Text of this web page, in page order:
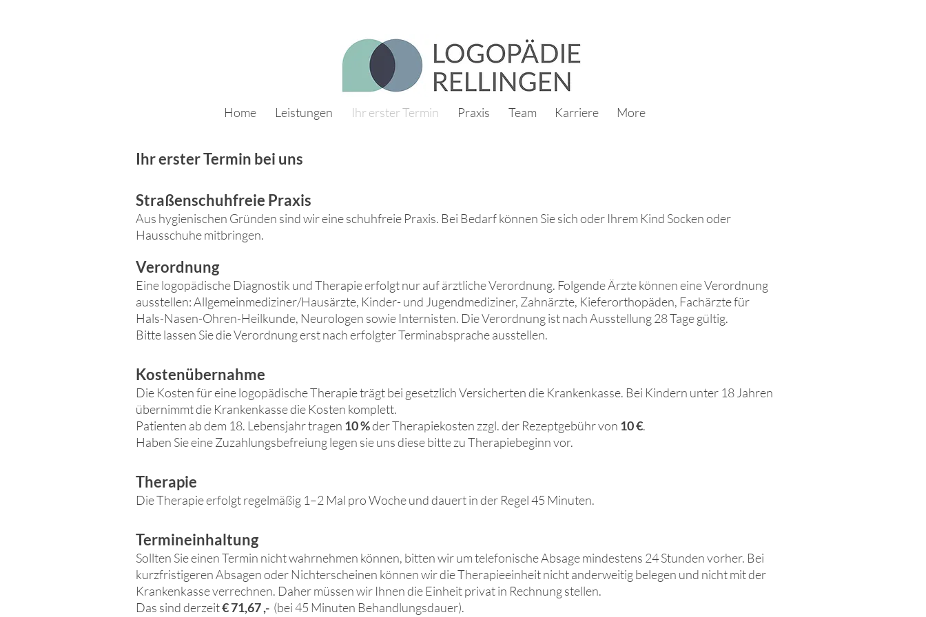
Home Leistungen Ihr erster Termin Praxis Team Karriere More
Ihr erster Termin bei uns
Straßenschuhfreie Praxis
Aus hygienischen Gründen sind wir eine schuhfreie Praxis. Bei Bedarf können Sie sich oder Ihrem Kind Socken oder
Hausschuhe mitbringen.
Verordnung
Einelogopädische Diagnostik und Therapie erfolgt nur auf ärztliche Verordnung. Folgende Ärzte können eine Verordnung
ausstellen:Allgemeinmediziner/Hausärzte, Kinder- und Jugendmediziner, Zahnärzte, Kieferorthopäden, Fachärzte für
Hals-Nasen-Ohren-Heilkunde, Neurologen sowie Internisten. Die Verordnung ist nach Ausstellung 28Tage gültig.
Bitte lassen Sie die Verordnung erst nach erfolgterTerminabsprache ausstellen.
Kostenübernahme
Die Kosten für eine logopädische Therapie trägt bei gesetzlich Versicherten die Krankenkasse. Bei Kindern unter 18 Jahren
übernimmt die Krankenkasse die Kosten komplett.
Patienten ab dem 18. Lebensjahr tragen 10%der Therapiekosten zzgl. der Rezeptgebühr von 10 €.
Haben Sie eine Zuzahlungsbefreiung legen sie uns diese bitte zu Therapiebeginn vor.
Therapie
Die Therapie erfolgt regelmäßig 1–2 Mal pro Woche und dauert in der Regel 45 Minuten.
Termineinhaltung
Sollten Sie einen Termin nicht wahrnehmen können, bitten wir um telefonische Absage mindestens 24 Stunden vorher. Bei
kurzfristigeren Absagen oder Nichterscheinen können wir die Therapieeinheit nicht anderweitig belegen und nicht mit der
Krankenkasse verrechnen. Daher müssen wir Ihnen die Einheit privat in Rechnung stellen.
Das sind derzeit€ 71,67,- (bei 45 Minuten Behandlungsdauer).